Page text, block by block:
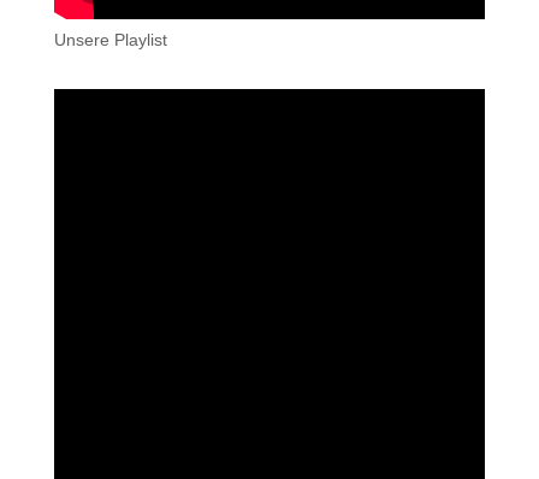
Unsere Playlist